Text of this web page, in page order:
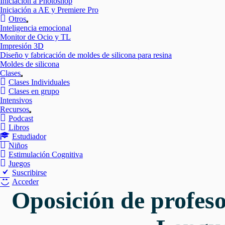
Iniciación a AE y Premiere Pro
Otros
Mostrar
el
submenú
Inteligencia emocional
Monitor de Ocio y TL
Impresión 3D
Diseño y fabricación de moldes de silicona para resina
Moldes de silicona
Clases
Mostrar
el
submenú
Clases Individuales
Clases en grupo
Intensivos
Recursos
Mostrar
el
Podcast
Libros
Estudiador
Niños
Estimulación Cognitiva
Juegos
Suscribirse
Acceder
Oposición de